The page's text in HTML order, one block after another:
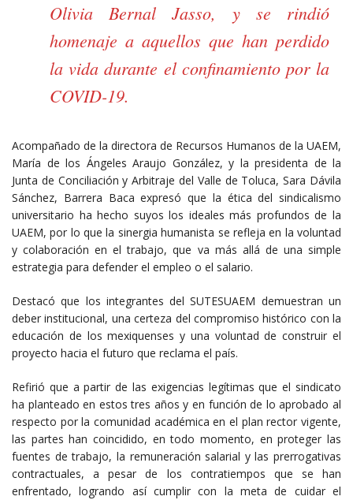
Olivia Bernal Jasso, y se rindió
homenaje a aquellos que han perdido
la vida durante el confinamiento por la
COVID-19.
Acompañado de la directora de Recursos Humanos de la UAEM,
María de los Ángeles Araujo González, y la presidenta de la
Junta de Conciliación y Arbitraje del Valle de Toluca, Sara Dávila
Sánchez, Barrera Baca expresó que la ética del sindicalismo
universitario ha hecho suyos los ideales más profundos de la
UAEM, por lo que la sinergia humanista se refleja en la voluntad
y colaboración en el trabajo, que va más allá de una simple
estrategia para defender el empleo o el salario.
Destacó que los integrantes del SUTESUAEM demuestran un
deber institucional, una certeza del compromiso histórico con la
educación de los mexiquenses y una voluntad de construir el
proyecto hacia el futuro que reclama el país.
Refirió que a partir de las exigencias legítimas que el sindicato
ha planteado en estos tres años y en función de lo aprobado al
respecto por la comunidad académica en el plan rector vigente,
las partes han coincidido, en todo momento, en proteger las
fuentes de trabajo, la remuneración salarial y las prerrogativas
contractuales, a pesar de los contratiempos que se han
enfrentado, logrando así cumplir con la meta de cuidar el